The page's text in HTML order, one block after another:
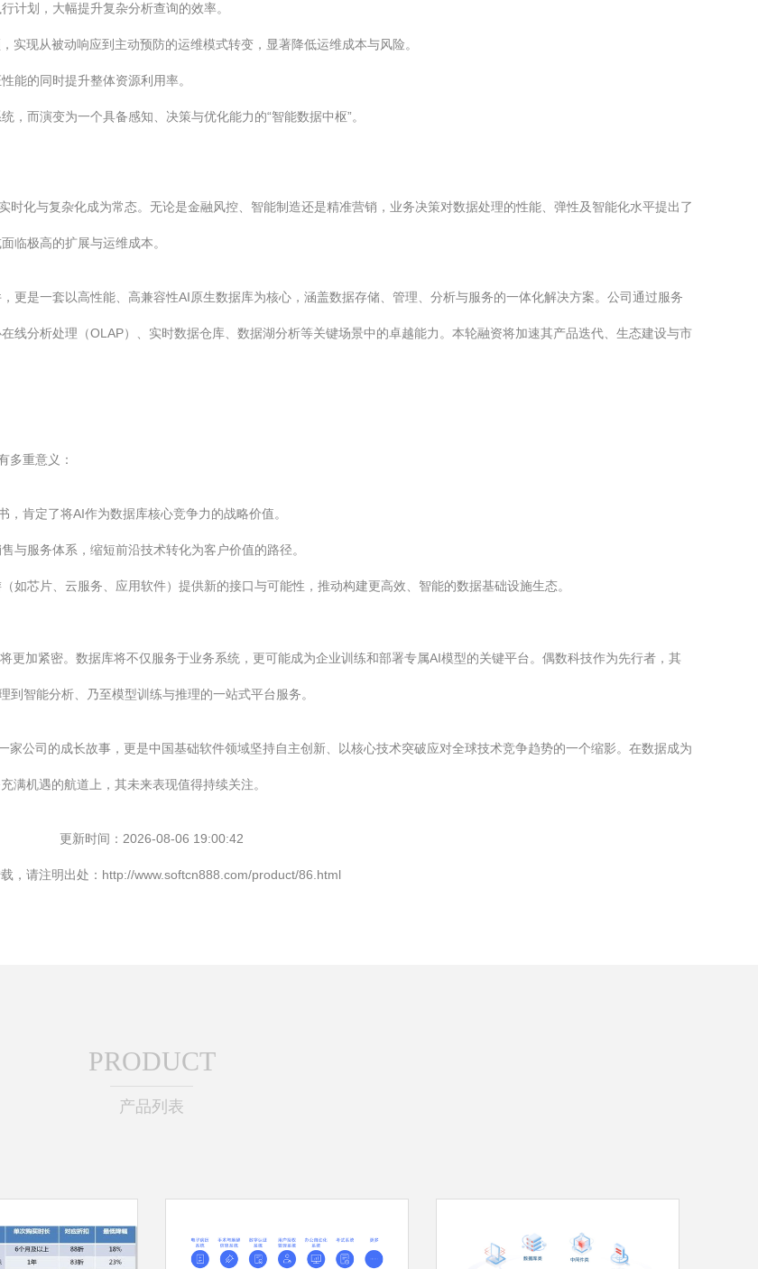
计划，大幅提升复杂分析查询的效率。
实现从被动响应到主动预防的运维模式转变，显著降低运维成本与风险。
能的同时提升整体资源利用率。
而演变为一个具备感知、决策与优化能力的“智能数据中枢”。
时化与复杂化成为常态。无论是金融风控、智能制造还是精准营销，业务决策对数据处理的性能、弹性及智能化水平提出了
临极高的扩展与运维成本。
更是一套以高性能、高兼容性AI原生数据库为核心，涵盖数据存储、管理、分析与服务的一体化解决方案。公司通过服务
线分析处理（OLAP）、实时数据仓库、数据湖分析等关键场景中的卓越能力。本轮融资将加速其产品迭代、生态建设与市
多重意义：
，肯定了将AI作为数据库核心竞争力的战略价值。
与服务体系，缩短前沿技术转化为客户价值的路径。
如芯片、云服务、应用软件）提供新的接口与可能性，推动构建更高效、智能的数据基础设施生态。
更加紧密。数据库将不仅服务于业务系统，更可能成为企业训练和部署专属AI模型的关键平台。偶数科技作为先行者，其
智能分析、乃至模型训练与推理的一站式平台服务。
公司的成长故事，更是中国基础软件领域坚持自主创新、以核心技术突破应对全球技术竞争趋势的一个缩影。在数据成为
满机遇的航道上，其未来表现值得持续关注。
更新时间：2026-08-06 19:00:42
，请注明出处：http://www.softcn888.com/product/86.html
PRODUCT
产品列表